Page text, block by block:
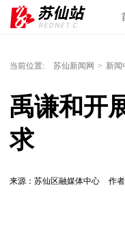
当前位置: 苏仙新闻网 > 新闻
禹谦和开
求
来源：苏仙区融媒体中心 作